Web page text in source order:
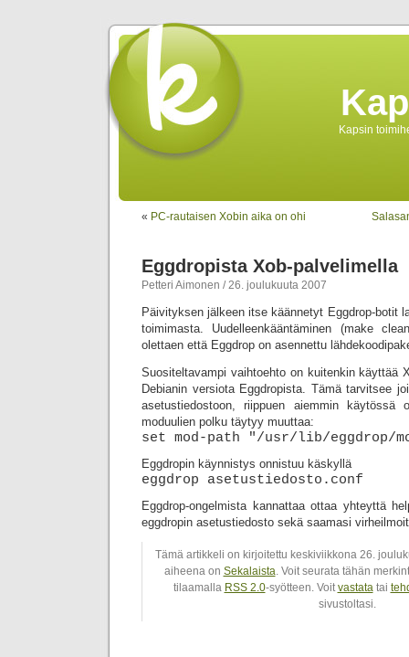
Kapsin
« PC-rautaisen Xobin aika on ohi
Eggdropista Xob-palvelimella
Petteri Aimonen / 26. joulukuuta 2007
Päivityksen jälkeen itse käännetyt Eggdrop-botit
toimimasta. Uudelleenkääntäminen (make
olettaen että Eggdrop on asennettu
Suositeltavampi vaihtoehto on kuitenkin käyttää
Debianin versiota Eggdropista. Tämä tarvitsee
asetustiedostoon, riippuen aiemmin käytössä
moduulien polku täytyy muuttaa:
set mod-path "/usr/lib/eggdrop/
Eggdropin käynnistys onnistuu käskyllä
eggdrop asetustiedosto.conf
Eggdrop-ongelmista kannattaa ottaa yhteyttä
eggdropin asetustiedosto sekä saamasi
Tämä artikkeli on kirjoitettu keskiviikkona 26.
aiheena on Sekalaista. Voit seurata tähän
tilaamalla RSS 2.0-syötteen. Voitvastatatai
sivustoltasi.